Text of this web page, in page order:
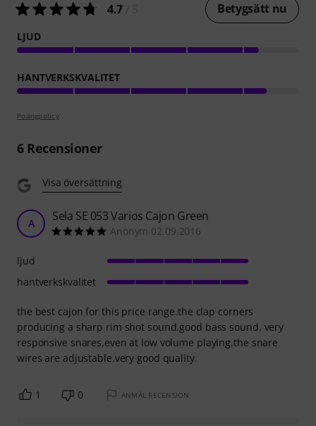
4.7 Betygsätt nu
LJUD
HANTVERKSKVALITET
Poängpolicy
6Recensioner
Visa översättning
A Sela SE 053 Varios Cajon Green
Anonym 02.09.2016
the best cajon for this price range.the clap corners
producing a sharp rim shot sound.good bass sound. very
responsive snares,even at low volume playing.the snare
wires are adjustable.very good quality.
ljud
hantverkskvalitet
1 0 ANMÄL RECENSION